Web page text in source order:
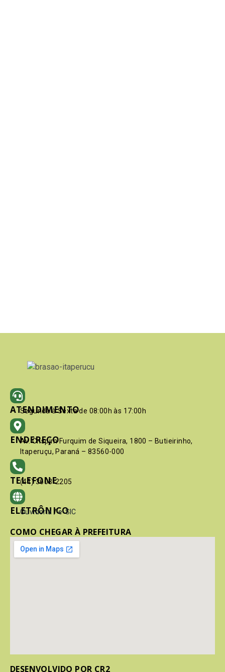
ATENDIMENTO
Segunda à Sexta de 08:00h às 17:00h
ENDEREÇO
Av. Crispim Furquim de Siqueira, 1800 – Butieirinho,
Itaperuçu, Paraná – 83560-000
TELEFONE
(41) 3603-2205
ELETRÔNICO
Ouvidoria / e-SIC
COMO CHEGAR À PREFEITURA
DESENVOLVIDO POR CR2